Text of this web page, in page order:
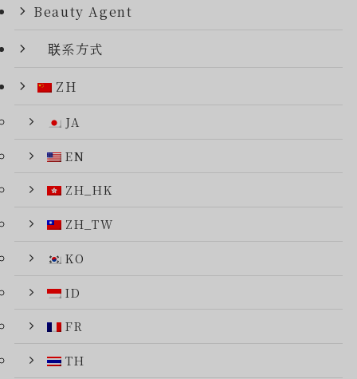
Beauty Agent
联系方式
ZH
JA
EN
ZH_HK
ZH_TW
KO
ID
FR
TH